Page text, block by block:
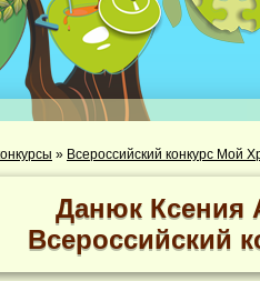
» Всероссийский конкурс Мой
Данюк Ксения
Всероссийский